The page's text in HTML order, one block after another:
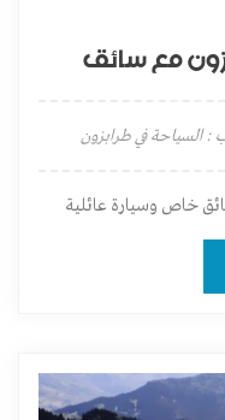
مع سائق
: السياحة في طرابزون
خاص وسيارة عائلية